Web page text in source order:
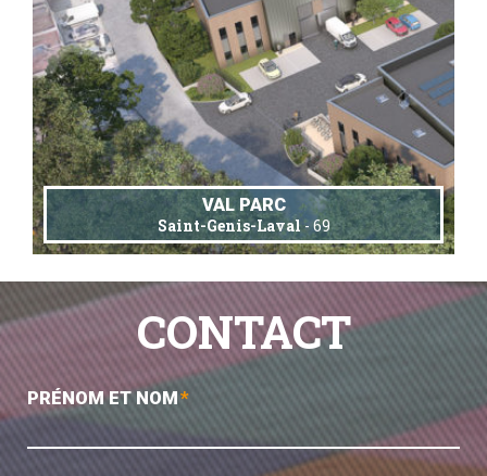
VAL PARC
Saint-Genis-Laval- 69
CONTACT
PRÉNOM ET NOM*